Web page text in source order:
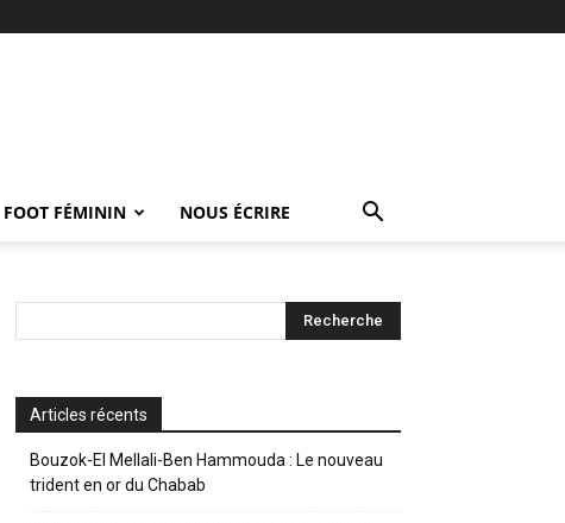
FOOT FÉMININ NOUS ÉCRIRE
Articles récents
Bouzok-El Mellali-Ben Hammouda : Le nouveau
trident en or du Chabab